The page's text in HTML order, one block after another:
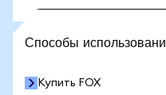
Способы
Купить FOX